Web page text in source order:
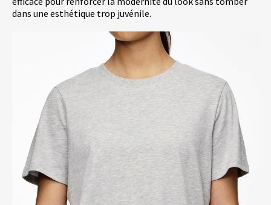
dans une esthétique trop juvénile.